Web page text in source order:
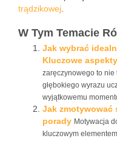
trądzikowej
W Tym Temacie
Jak wybrać
Kluczowe
zaręczynowego to nie
głębokiego wyrazu
wyjątkowemu
Jak zmotywować
porady Motywacja
kluczowym